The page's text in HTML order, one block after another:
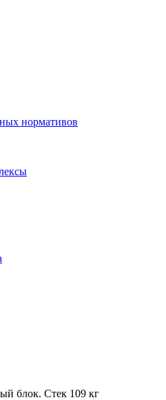
нормативов
блок. Стек 109 кг